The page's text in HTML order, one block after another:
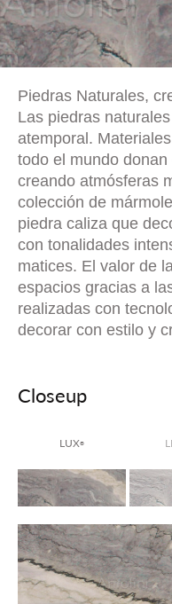
Piedras Naturales,
Las piedras
atemporal.
todo el mundo
creando atmósferas
colección de
piedra caliza que
con tonalidades
matices. El valor de
espacios gracias a
realizadas con
decorar con estilo y
Closeup
LUX®